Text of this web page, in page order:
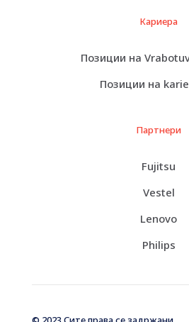
Кариера
Позиции на
Позиции на
Партнери
Fujitsu
Vestel
Lenovo
Philips